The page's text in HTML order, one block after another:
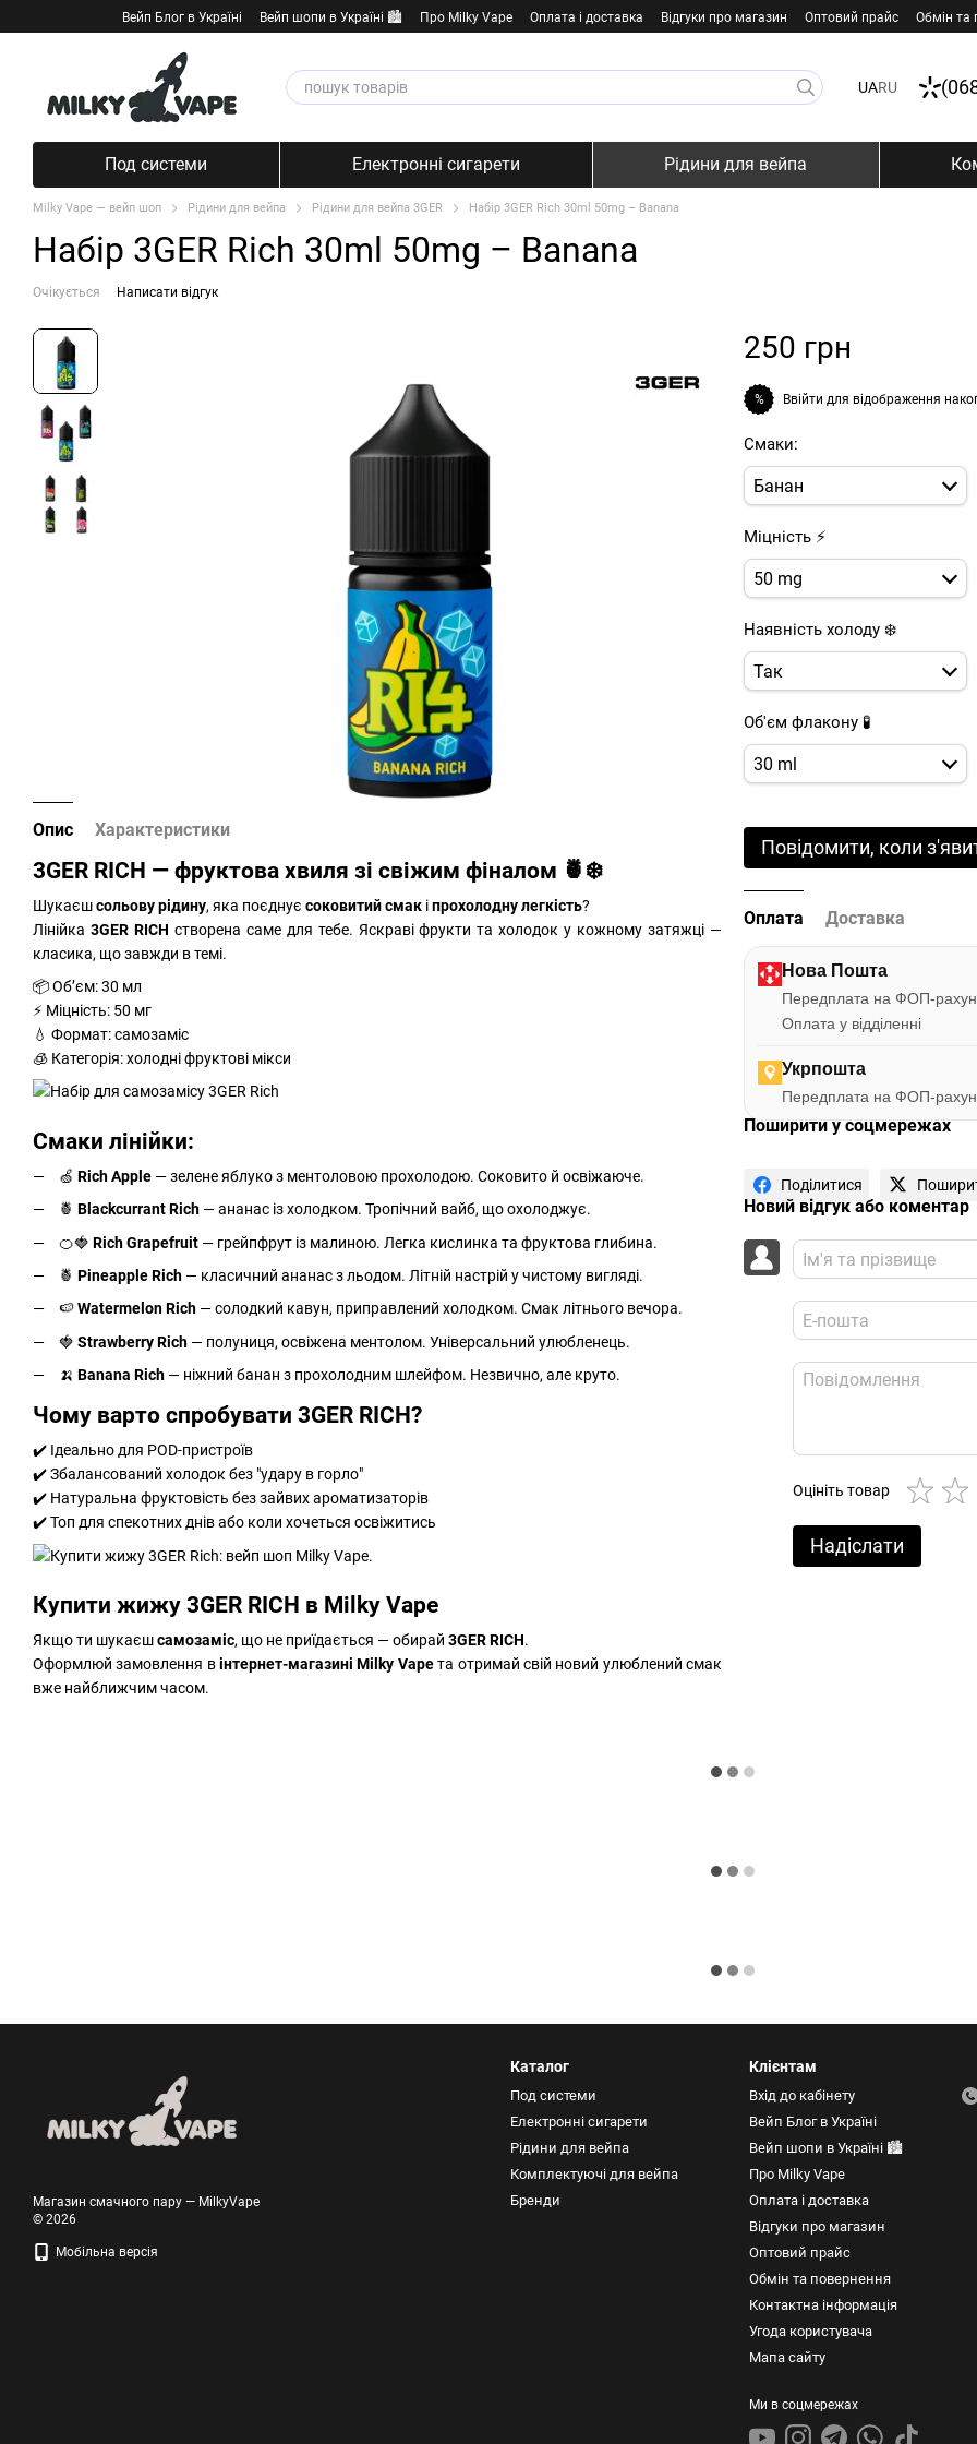
Перейти к основному контенту
Вейп Блог в Україні Вейп шопи в Україні 🏙️ Про Milky Vape Оплата і доставка Відгуки про магазин Оптовий прайс Обмін та
UARU
Под системи Електронні сигарети Рідини для вейпа
Milky Vape — вейп шоп Рідини для вейпа Рідини для вейпа 3GER Набір 3GER Rich 30ml 50mg – Banana
Набір 3GER Rich 30ml 50mg – Banana
Очікується Написати відгук
Опис Характеристики
3GER RICH — фруктова хвиля зі свіжим фіналом 🍍❄️
Шукаєшсольову рідину, яка поєднує соковитий смак іпрохолодну легкість?
Лінійка 3GER RICH створена саме для тебе. Яскраві фрукти та холодок у кожному затяжці —
класика, що завжди в темі.
📦 Обʼєм: 30 мл
⚡ Міцність: 50 мг
💧 Формат: самозаміс
🧊 Категорія: холодні фруктові мікси
Смаки лінійки:
🍏 Rich Apple — зелене яблуко з ментоловою прохолодою. Соковито й освіжаюче.
🍍 Blackcurrant Rich — ананас із холодком. Тропічний вайб, що охолоджує.
🍊🍓 Rich Grapefruit — грейпфрут із малиною. Легка кислинка та фруктова глибина.
🍍 Pineapple Rich — класичний ананас з льодом. Літній настрій у чистому вигляді.
🍉Watermelon Rich — солодкий кавун, приправлений холодком. Смак літнього вечора.
🍓 Strawberry Rich — полуниця, освіжена ментолом. Універсальний улюбленець.
🍌 Banana Rich — ніжний банан з прохолодним шлейфом. Незвично, але круто.
Чому варто спробувати 3GER RICH?
✔️ Ідеально для POD-пристроїв
✔️ Збалансований холодок без "удару в горло"
✔️ Натуральна фруктовість без зайвих ароматизаторів
✔️ Топ для спекотних днів або коли хочеться освіжитись
Купити жижу 3GER RICH в Milky Vape
Якщо ти шукаєшсамозаміс, що не приїдається — обирай 3GER RICH.
Оформлюй замовлення вінтернет-магазині Milky Vapeта отримай свій новий улюблений смак
вже найближчим часом.
250 грн
% Ввійти для відображення
Смаки:
Банан
Міцність ⚡
50 mg
Наявність холоду ❄️
Так
Об'єм флакону 🧪
30 ml
Повідомити, коли
Оплата Доставка
Нова Пошта
Передплата на ФОП-
Оплата у відділенні
Укрпошта
Передплата на ФОП-
Поширити у соцмережах
Поділитися
Новий відгук або коментар
Оцініть товар
Надіслати
Магазин смачного пару — MilkyVape
© 2026
Мобільна версія
Каталог
Под системи
Електронні сигарети
Рідини для вейпа
Комплектуючі для вейпа
Бренди
Клієнтам
Вхід до кабінету
Вейп Блог в Україні
Вейп шопи в Україні 🏙️
Про Milky Vape
Оплата і доставка
Відгуки про магазин
Оптовий прайс
Обмін та повернення
Контактна інформація
Угода користувача
Мапа сайту
Ми в соцмережах